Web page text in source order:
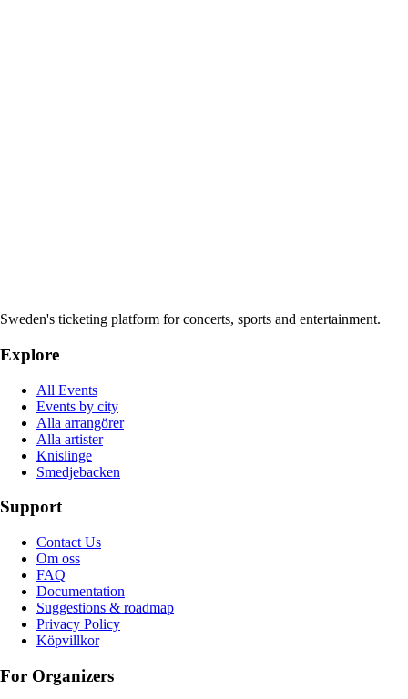
Sweden's ticketing platform for concerts, sports and entertainment.
Explore
All Events
Events by city
Alla arrangörer
Alla artister
Knislinge
Smedjebacken
Support
Contact Us
Om oss
FAQ
Documentation
Suggestions & roadmap
Privacy Policy
Köpvillkor
For Organizers